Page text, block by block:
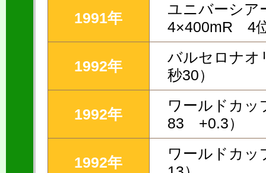
1991年
ユニバーシア
4×400mR 4
1992年
バルセロナ
秒30）
1992年
ワールドカ
83 +0.3）
1992年
ワールドカ